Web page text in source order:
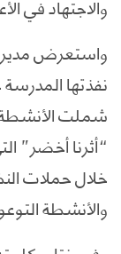
واستعرض مدير
نفذتها
شملت الأنشطة
“أثرنا أخضر”
خلال حملات
والأنشطة